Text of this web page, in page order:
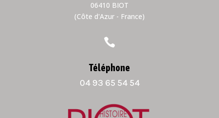
06410 BIOT
(Côte d'Azur - France)

Téléphone
04 93 65 54 54